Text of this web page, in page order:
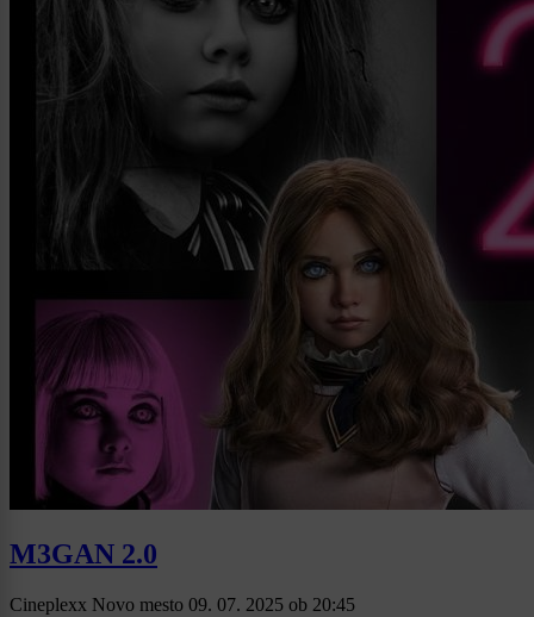
M3GAN 2.0
Cineplexx Novo mesto 09. 07. 2025 ob 20:45